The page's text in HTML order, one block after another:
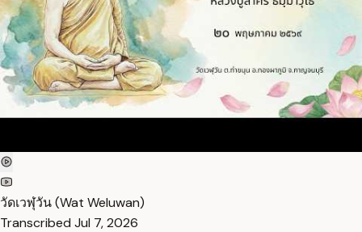
วัดเวฬุวัน (Wat Weluwan)
Transcribed Jul 7, 2026